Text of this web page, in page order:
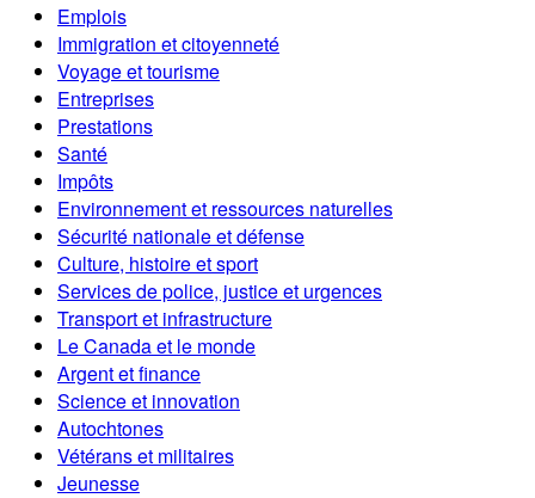
Emplois
Immigration et citoyenneté
Voyage et tourisme
Entreprises
Prestations
Santé
Impôts
Environnement et ressources naturelles
Sécurité nationale et défense
Culture, histoire et sport
Services de police, justice et urgences
Transport et infrastructure
Le Canada et le monde
Argent et finance
Science et innovation
Autochtones
Vétérans et militaires
Jeunesse